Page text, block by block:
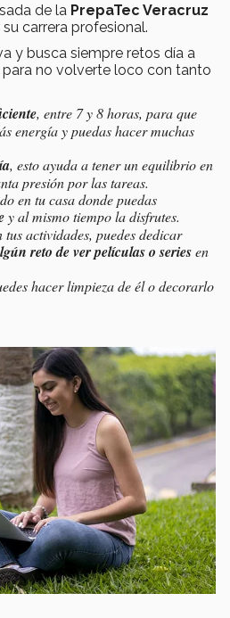
de la PrepaTec Veracruz
carrera profesional.
y busca siempre retos día a
no volverte loco con tanto
, entre 7 y 8 horas, para que
energía y puedas hacer muchas
, esto ayuda a tener un equilibrio en
presión por las tareas.
en tu casa donde puedas
y al mismo tiempo la disfrutes.
actividades, puedes dedicar
reto de ver películas o seriesen
hacer limpieza de él o decorarlo